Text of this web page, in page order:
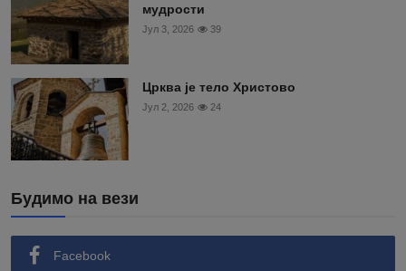
мудрости
Јул 3, 2026 39
Црква је тело Христово
Јул 2, 2026 24
Будимо на вези
Facebook